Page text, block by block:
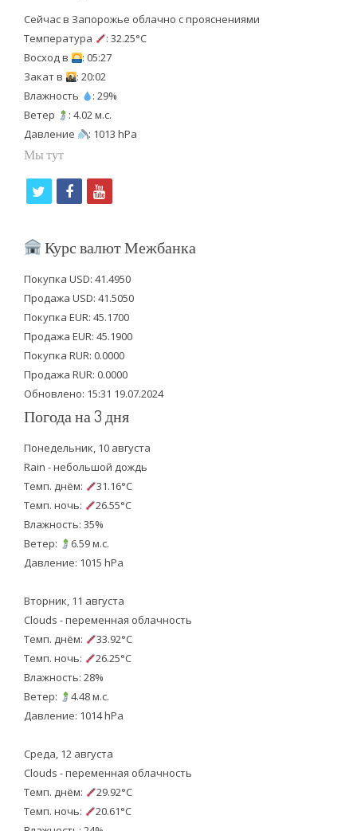
Сейчас в Запорожье облачно с прояснениями
Температура
: 32.25°C
Восход в
: 05:27
Закат в
: 20:02
Влажность
: 29%
Ветер
: 4.02 м.с.
Давление
: 1013 hPa
Мы тут
i
t
e
r
f
c
b
o
o
k
y
u
u
b
e
Курс валют Межбанка
Покупка USD: 41.4950
Продажа USD: 41.5050
Покупка EUR: 45.1700
Продажа EUR: 45.1900
Покупка RUR: 0.0000
Продажа RUR: 0.0000
Обновлено: 15:31 19.07.2024
Погода на 3 дня
Понедельник, 10 августа
Rain - небольшой дождь
Темп. днём:
31.16°C
Темп. ночь:
26.55°C
Влажность: 35%
Ветер:
6.59 м.с.
Давление: 1015 hPa
Вторник, 11 августа
Clouds - переменная облачность
Темп. днём:
33.92°C
Темп. ночь:
26.25°C
Влажность: 28%
Ветер:
4.48 м.с.
Давление: 1014 hPa
Среда, 12 августа
Clouds - переменная облачность
Темп. днём:
29.92°C
Темп. ночь:
20.61°C